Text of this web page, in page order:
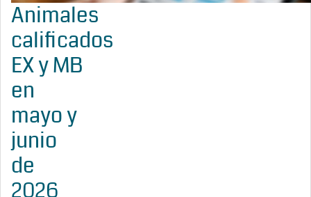
Animales
calificados
EX y MB
en
mayo y
junio
de
2026